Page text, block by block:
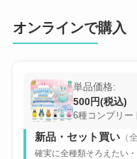
オンラインで購入
単品価格:
500円(税込)
6種コンプリー
新品・セット買い（
確実に全種類そろえたい